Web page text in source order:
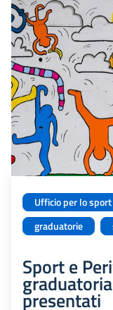
Ufficio per lo
graduatorie
Sport e
presentati